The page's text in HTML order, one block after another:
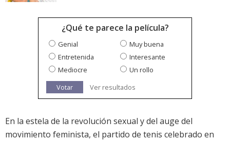
¿Qué te parece la película?
Genial
Muy buena
Entretenida
Interesante
Mediocre
Un rollo
Votar
Ver resultados
En la estela de la revolución sexual y del auge del
movimiento feminista, el partido de tenis celebrado en